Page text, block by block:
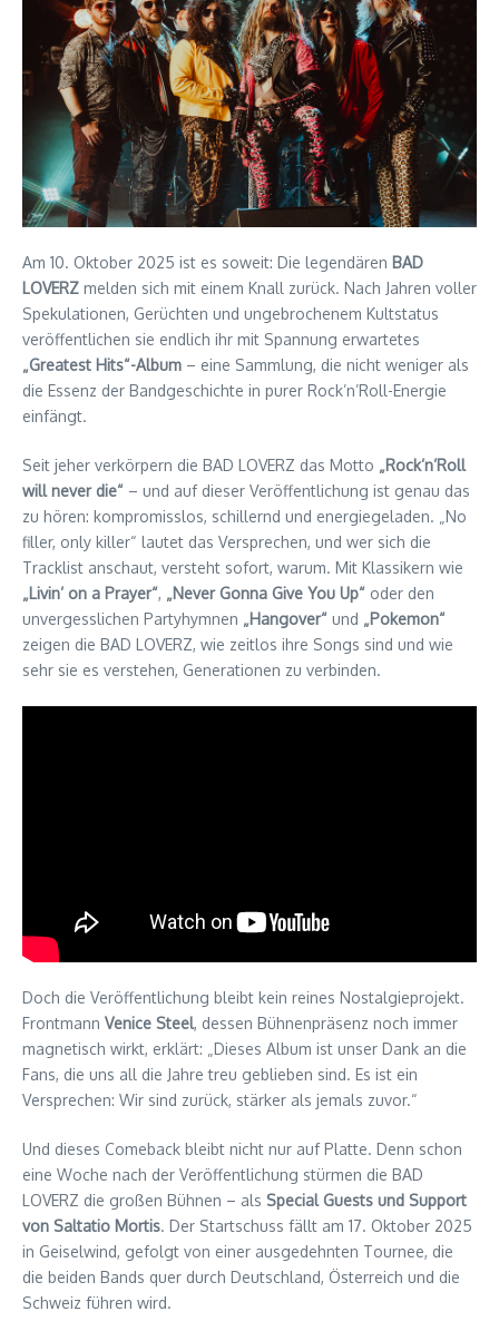
Am 10. Oktober 2025 ist es soweit: Die legendären BAD
LOVERZ melden sich mit einem Knall zurück. Nach Jahren voller
Spekulationen, Gerüchten und ungebrochenem Kultstatus
veröffentlichen sie endlich ihr mit Spannung erwartetes
„Greatest Hits“-Album – eine Sammlung, die nicht weniger als
die Essenz der Bandgeschichte in purer Rock’n’Roll-Energie
einfängt.
Seit jeher verkörpern die BAD LOVERZ das Motto „Rock’n’Roll
will never die“ – und auf dieser Veröffentlichung ist genau das
zu hören: kompromisslos, schillernd und energiegeladen. „No
filler, only killer“ lautet das Versprechen, und wer sich die
Tracklist anschaut, versteht sofort, warum. Mit Klassikern wie
„Livin’ on a Prayer“, „Never Gonna Give You Up“ oder den
unvergesslichen Partyhymnen „Hangover“ und „Pokemon“
zeigen die BAD LOVERZ, wie zeitlos ihre Songs sind und wie
sehr sie es verstehen, Generationen zu verbinden.
Doch die Veröffentlichung bleibt kein reines Nostalgieprojekt.
Frontmann Venice Steel, dessen Bühnenpräsenz noch immer
magnetisch wirkt, erklärt: „Dieses Album ist unser Dank an die
Fans, die uns all die Jahre treu geblieben sind. Es ist ein
Versprechen: Wir sind zurück, stärker als jemals zuvor.“
Und dieses Comeback bleibt nicht nur auf Platte. Denn schon
eine Woche nach der Veröffentlichung stürmen die BAD
LOVERZ die großen Bühnen – als Special Guests und Support
von Saltatio Mortis. Der Startschuss fällt am 17. Oktober 2025
in Geiselwind, gefolgt von einer ausgedehnten Tournee, die
die beiden Bands quer durch Deutschland, Österreich und die
Schweiz führen wird.